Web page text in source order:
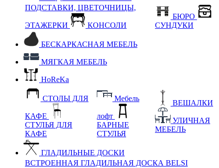
ПОДСТАВКИ, ЦВЕТОЧНИЦЫ,
ЭТАЖЕРКИ КОНСОЛИ
БЮРО
СУНДУКИ
БЕСКАРКАСНАЯ МЕБЕЛЬ
МЯГКАЯ МЕБЕЛЬ
HoReKa
СТОЛЫ ДЛЯ
КАФЕ
СТУЛЬЯ ДЛЯ
КАФЕ
Мебель
лофт
БАРНЫЕ
СТУЛЬЯ
ВЕШАЛКИ
УЛИЧНАЯ
МЕБЕЛЬ
ГЛАДИЛЬНЫЕ ДОСКИ
ВСТРОЕННАЯ ГЛАДИЛЬНАЯ ДОСКА BELSI